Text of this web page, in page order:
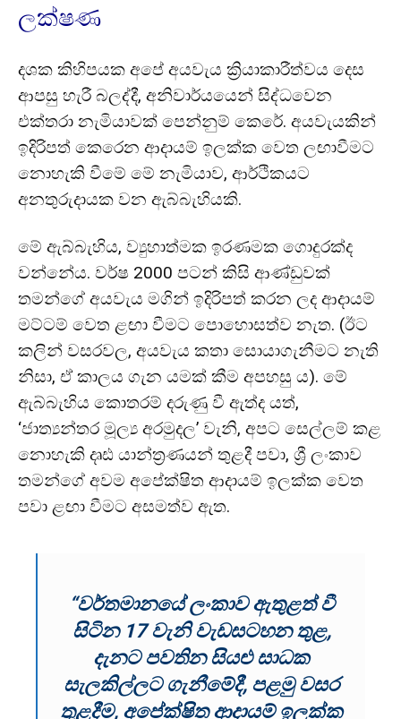
ලක්ෂණ
දශක කිහිපයක අපේ අයවැය ක්‍රියාකාරීත්වය දෙස
ආපසු හැරී බලද්දී, අනිවාර්යයෙන් සිද්ධවෙන
එක්තරා නැමියාවක් පෙන්නුම් කෙරේ. අයවැයකින්
ඉදිරිපත් කෙරෙන ආදායම් ඉලක්ක වෙත ලඟාවීමට
නොහැකි වීමේ මේ නැමියාව, ආර්ථිකයට
අනතුරුදායක වන ඇබ්බැහියකි.
මේ ඇබ්බැහිය, ව්‍යුහාත්මක ඉරණමක ගොදුරක්ද
වන්නේය. වර්ෂ 2000 පටන් කිසි ආණ්ඩුවක්
තමන්ගේ අයවැය මගින් ඉදිරිපත් කරන ලද ආදායම්
මට්ටම් වෙත ළඟා වීමට පොහොසත්ව නැත. (ඊට
කලින් වසරවල, අයවැය කතා සොයාගැනීමට නැති
නිසා, ඒ කාලය ගැන යමක් කීම අපහසු ය). මේ
ඇබ්බැහිය කොතරම් දරුණු වී ඇත්ද යත්,
‘ජාත්‍යන්තර මූල්‍ය අරමුදල’ වැනි, අපට සෙල්ලම් කළ
නොහැකි දෘඪ යාන්ත්‍රණයන් තුළදී පවා, ශ්‍රී ලංකාව
තමන්ගේ අවම අපේක්ෂිත ආදායම් ඉලක්ක වෙත
පවා ළඟා වීමට අසමත්ව ඇත.
“වර්තමානයේ ලංකාව ඇතුළත් වී
සිටින 17 වැනි වැඩසටහන තුළ,
දැනට පවතින සියළු සාධක
සැලකිල්ලට ගැනීමේදී, පළමු වසර
තුළදීම, අපේක්ෂිත ආදායම් ඉලක්ක